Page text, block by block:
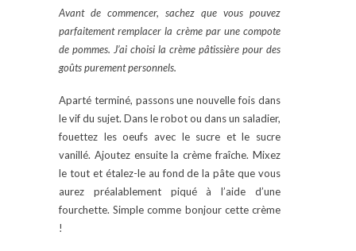
Avant de commencer, sachez que vous pouvez
parfaitement remplacer la crème par une compote
de pommes. J’ai choisi la crème pâtissière pour des
goûts purement personnels.
Aparté terminé, passons une nouvelle fois dans
le vif du sujet. Dans le robot ou dans un saladier,
fouettez les oeufs avec le sucre et le sucre
vanillé. Ajoutez ensuite la crème fraîche. Mixez
le tout et étalez-le au fond de la pâte que vous
aurez préalablement piqué à l’aide d’une
fourchette. Simple comme bonjour cette crème
!